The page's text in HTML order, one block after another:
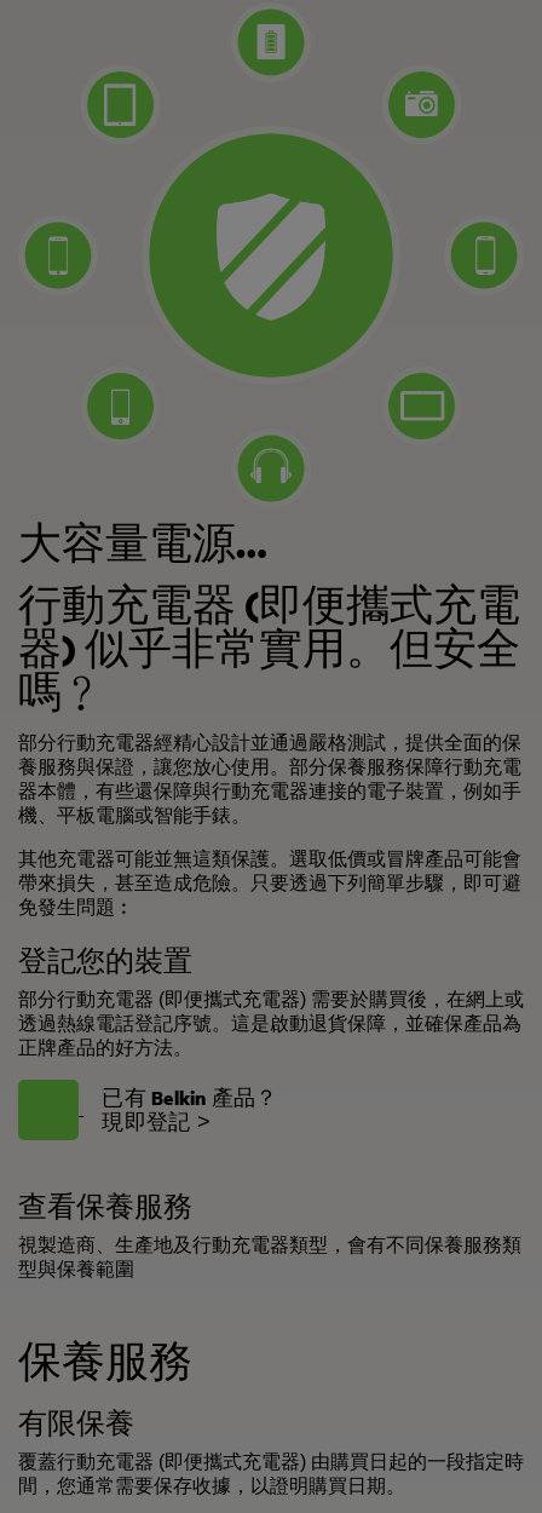
大容量電源…
行動充電器 (即便攜式充電
器) 似乎非常實用。但安全
嗎﹖
部分行動充電器經精心設計並通過嚴格測試，提供全面的保
養服務與保證，讓您放心使用。部分保養服務保障行動充電
器本體，有些還保障與行動充電器連接的電子裝置，例如手
機、平板電腦或智能手錶。
其他充電器可能並無這類保護。選取低價或冒牌產品可能會
帶來損失，甚至造成危險。只要透過下列簡單步驟，即可避
免發生問題︰
登記您的裝置
部分行動充電器 (即便攜式充電器) 需要於購買後，在網上或
透過熱線電話登記序號。這是啟動退貨保障，並確保產品為
正牌產品的好方法。
已有 Belkin 產品？
現即登記 >
查看保養服務
視製造商、生產地及行動充電器類型，會有不同保養服務類
型與保養範圍
保養服務
有限保養
覆蓋行動充電器 (即便攜式充電器) 由購買日起的一段指定時
間，您通常需要保存收據，以證明購買日期。